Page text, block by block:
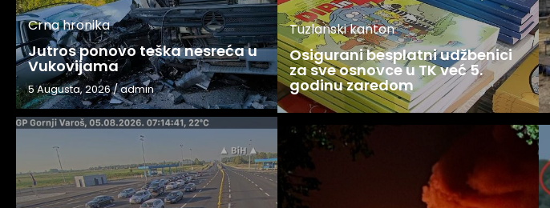
Crna hronika
Jutros ponovo teška nesreća u
Vukovijama
5 Augusta, 2026/admin
Tuzlanski kanton
Osigurani besplatni udžbenici
za sve osnovce u TK već 5.
godinu zaredom